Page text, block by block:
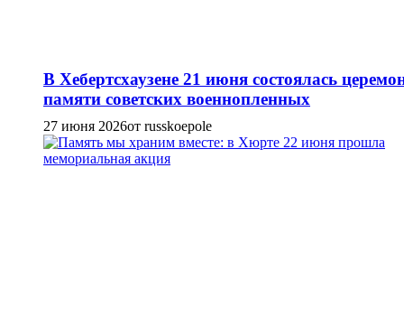
В Хебертсхаузене 21 июня состоялась
памяти советских военнопленных
27 июня 2026от russkoepole